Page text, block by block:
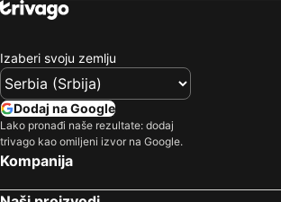
Izaberi svoju zemlju
Dodaj na Google
Lako pronađi naše rezultate: dodaj
trivago kao omiljeni izvor na Google.
Kompanija